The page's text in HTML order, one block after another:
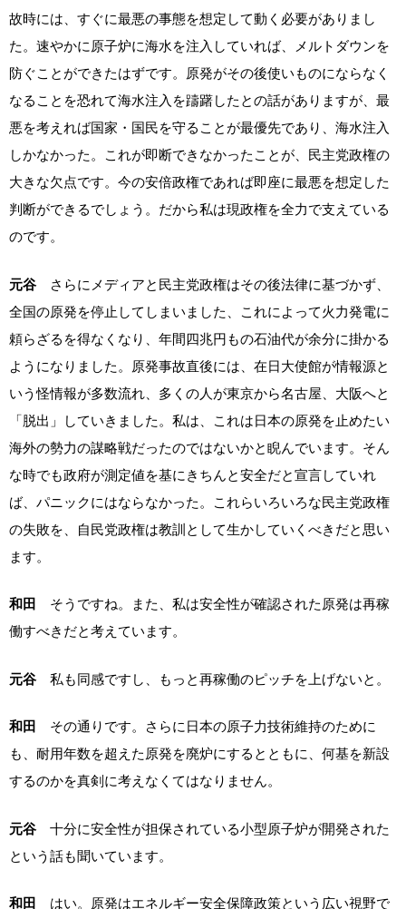
故時には、すぐに最悪の事態を想定して動く必要がありまし
た。速やかに原子炉に海水を注入していれば、メルトダウンを
防ぐことができたはずです。原発がその後使いものにならなく
なることを恐れて海水注入を躊躇したとの話がありますが、最
悪を考えれば国家・国民を守ることが最優先であり、海水注入
しかなかった。これが即断できなかったことが、民主党政権の
大きな欠点です。今の安倍政権であれば即座に最悪を想定した
判断ができるでしょう。だから私は現政権を全力で支えている
のです。
元谷
さらにメディアと民主党政権はその後法律に基づかず、
全国の原発を停止してしまいました、これによって火力発電に
頼らざるを得なくなり、年間四兆円もの石油代が余分に掛かる
ようになりました。原発事故直後には、在日大使館が情報源と
いう怪情報が多数流れ、多くの人が東京から名古屋、大阪へと
「脱出」していきました。私は、これは日本の原発を止めたい
海外の勢力の謀略戦だったのではないかと睨んでいます。そん
な時でも政府が測定値を基にきちんと安全だと宣言していれ
ば、パニックにはならなかった。これらいろいろな民主党政権
の失敗を、自民党政権は教訓として生かしていくべきだと思い
ます。
和田 そうですね。また、私は安全性が確認された原発は再稼
働すべきだと考えています。
元谷 私も同感ですし、もっと再稼働のピッチを上げないと。
和田 その通りです。さらに日本の原子力技術維持のために
も、耐用年数を超えた原発を廃炉にするとともに、何基を新設
するのかを真剣に考えなくてはなりません。
元谷 十分に安全性が担保されている小型原子炉が開発された
という話も聞いています。
和田 はい。原発はエネルギー安全保障政策という広い視野で